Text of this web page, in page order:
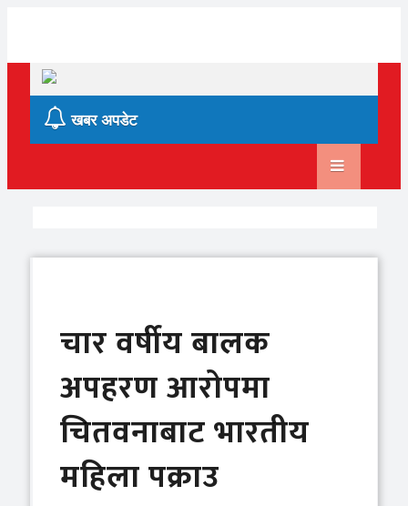
content
खबर अपडेट
चार वर्षीय बालक
अपहरण आरोपमा
चितवनाबाट भारतीय
महिला पक्राउ